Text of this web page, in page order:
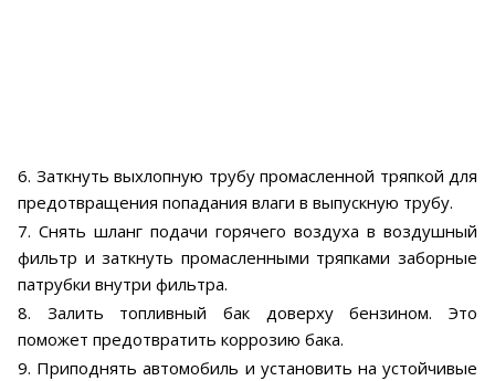
6. Заткнуть выхлопную трубу промасленной тряпкой для
предотвращения попадания влаги в выпускную трубу.
7. Снять шланг подачи горячего воздуха в воздушный
фильтр и заткнуть промасленными тряпками заборные
патрубки внутри фильтра.
8. Залить топливный бак доверху бензином. Это
поможет предотвратить коррозию бака.
9. Приподнять автомобиль и установить на устойчивые